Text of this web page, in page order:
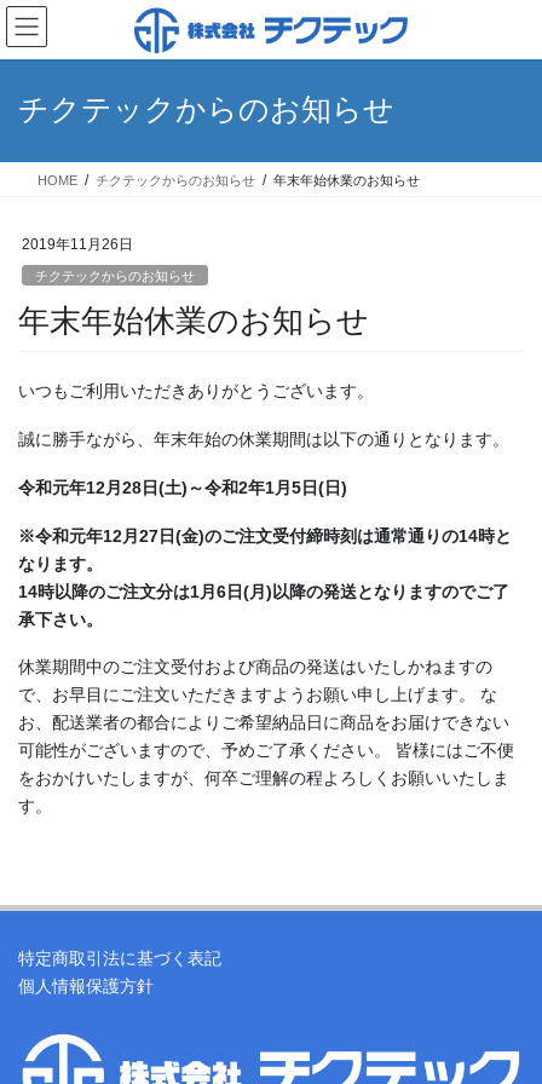
コ
ン
テ
ス
ナ
ビ
ゲ
ン
チクテックからのお知らせ
HOME チクテックからのお知らせ 年末年始休業のお知らせ
2019年11月26日
チクテックからのお知らせ
年末年始休業のお知らせ
いつもご利用いただきありがとうございます。
誠に勝手ながら、年末年始の休業期間は以下の通りとなります。
令和元年12月28日(土)～令和2年1月5日(日)
※令和元年12月27日(金)のご注文受付締時刻は通常通りの14時と
なります。
14時以降のご注文分は1月6日(月)以降の発送となりますのでご了
承下さい。
休業期間中のご注文受付および商品の発送はいたしかねますの
で、お早目にご注文いただきますようお願い申し上げます。 な
お、配送業者の都合によりご希望納品日に商品をお届けできない
可能性がございますので、予めご了承ください。 皆様にはご不便
をおかけいたしますが、何卒ご理解の程よろしくお願いいたしま
す。
特定商取引法に基づく表記
個人情報保護方針